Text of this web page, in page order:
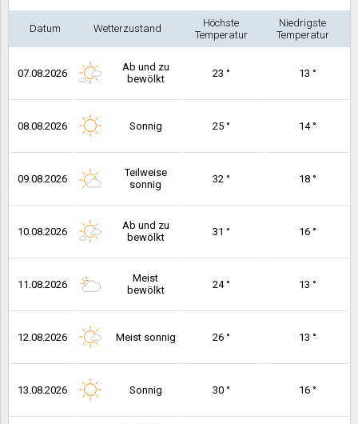
Datum Wetterzustand
Höchste
Temperatur
Niedrigste
Temperatur
07.08.2026
Ab und zu
bewölkt
23 ° 13 °
08.08.2026 Sonnig 25 ° 14 °
09.08.2026
Teilweise
sonnig
32 ° 18 °
10.08.2026
Ab und zu
bewölkt
31 ° 16 °
11.08.2026
Meist
bewölkt
24 ° 13 °
12.08.2026 Meist sonnig 26 ° 13 °
13.08.2026 Sonnig 30 ° 16 °